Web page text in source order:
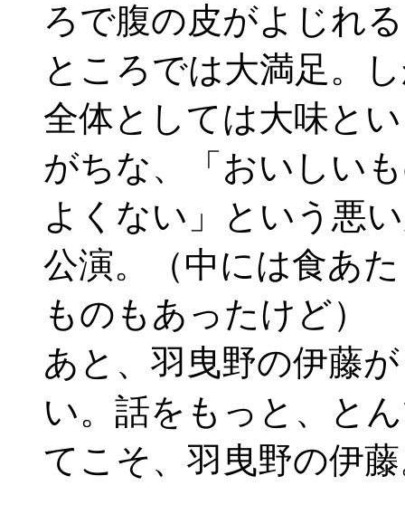
ろで腹の皮がよじれ
ところでは大満足。
全体としては大味と
がちな、「おいしい
よくない」という悪
公演。（中には食あ
ものもあったけど）
あと、羽曳野の伊藤
い。話をもっと、と
てこそ、羽曳野の伊